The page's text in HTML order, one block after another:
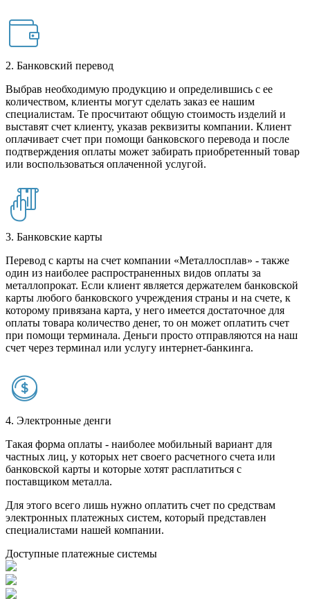
2. Банковский перевод
Выбрав необходимую продукцию и определившись с ее
количеством, клиенты могут сделать заказ ее нашим
специалистам. Те просчитают общую стоимость изделий и
выставят счет клиенту, указав реквизиты компании. Клиент
оплачивает счет при помощи банковского перевода и после
подтверждения оплаты может забирать приобретенный товар
или воспользоваться оплаченной услугой.
3. Банковские карты
Перевод с карты на счет компании «Металлосплав» - также
один из наиболее распространенных видов оплаты за
металлопрокат. Если клиент является держателем банковской
карты любого банковского учреждения страны и на счете, к
которому привязана карта, у него имеется достаточное для
оплаты товара количество денег, то он может оплатить счет
при помощи терминала. Деньги просто отправляются на наш
счет через терминал или услугу интернет-банкинга.
4. Электронные денги
Такая форма оплаты - наиболее мобильный вариант для
частных лиц, у которых нет своего расчетного счета или
банковской карты и которые хотят расплатиться с
поставщиком металла.
Для этого всего лишь нужно оплатить счет по средствам
электронных платежных систем, который представлен
специалистами нашей компании.
Доступные платежные системы